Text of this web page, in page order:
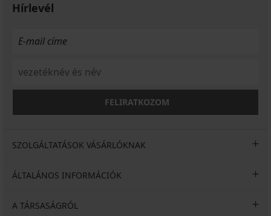
Hírlevél
FELIRATKOZOM
SZOLGÁLTATÁSOK VÁSÁRLÓKNAK
ÁLTALÁNOS INFORMÁCIÓK
A TÁRSASÁGRÓL